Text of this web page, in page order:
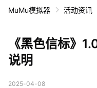
MuMu模拟器 活动资讯
《黑色信标》
说明
2025-04-08